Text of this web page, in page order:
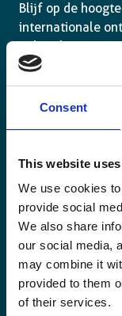
Consent
This website
We use cookies
provide social
We also share
our social media,
may combine it
provided to them
of their services.
Blijf op de
internationale
Belgisch
Email
(Vereist)
Ja,
ik
schrijf
me
in.
(Vereist)
Ja, ik
CAPTCHA